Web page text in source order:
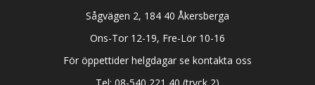
Sågvägen 2, 184 40 Åkersberga
Ons-Tor 12-19, Fre-Lör 10-16
För öppettider helgdagar se kontakta oss